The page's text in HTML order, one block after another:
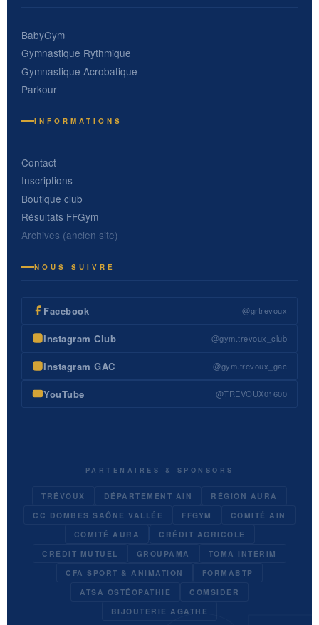
BabyGym
Gymnastique Rythmique
Gymnastique Acrobatique
Parkour
INFORMATIONS
Contact
Inscriptions
Boutique club
Résultats FFGym
Archives (ancien site)
NOUS SUIVRE
Facebook @grtrevoux
Instagram Club @gym.trevoux_club
Instagram GAC @gym.trevoux_gac
YouTube @TREVOUX01600
PARTENAIRES & SPONSORS
TRÉVOUX DÉPARTEMENT AIN
RÉGION AURA
CC DOMBES SAÔNE VALLÉE
FFGYM
COMITÉ AIN
COMITÉ AURA
CRÉDIT AGRICOLE
CRÉDIT MUTUEL
GROUPAMA
TOMA INTÉRIM
CFA SPORT & ANIMATION
FORMABTP
ATSA OSTÉOPATHIE
COMSIDER
BIJOUTERIE AGATHE